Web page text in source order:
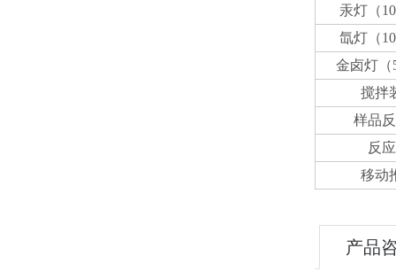
汞灯（
氙灯（
金卤灯（
搅拌
样品
反
移动
产品